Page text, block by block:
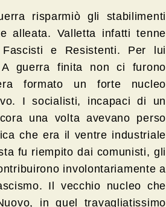
risparmiò gli stabilimenti
alleata. Valletta infatti tenne
e Resistenti. Per lui
guerra finita non ci furono
formato un forte nucleo
I socialisti, incapaci di un
una volta avevano perso
che era il ventre industriale
fu riempito dai comunisti, gli
involontariamente a
Il vecchio nucleo che
in quel travagliatissimo